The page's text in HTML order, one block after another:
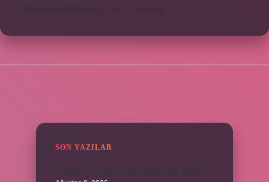
https://bastdebriyaj.com.tr Sitemap
SON YAZILAR